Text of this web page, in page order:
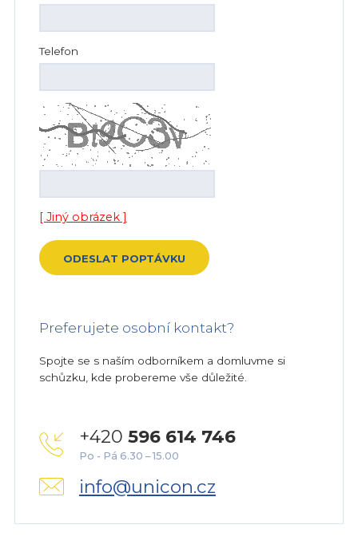
Telefon
[ Jiný obrázek ]
Preferujete osobní kontakt?
Spojte se s naším odborníkem a domluvme si
schůzku, kde probereme vše důležité.
+420 596 614 746
Po - Pá 6.30 – 15.00
info@unicon.cz